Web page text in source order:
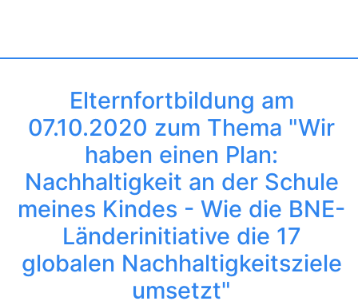
Elternfortbildung am
07.10.2020 zum Thema "Wir
haben einen Plan:
Nachhaltigkeit an der Schule
meines Kindes - Wie die BNE-
Länderinitiative die 17
globalen Nachhaltigkeitsziele
umsetzt"